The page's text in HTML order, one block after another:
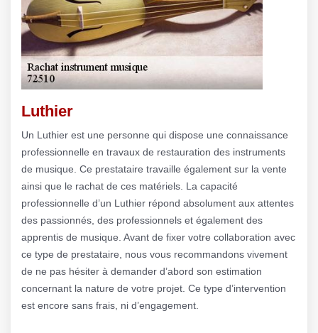
Luthier
Un Luthier est une personne qui dispose une connaissance
professionnelle en travaux de restauration des instruments
de musique. Ce prestataire travaille également sur la vente
ainsi que le rachat de ces matériels. La capacité
professionnelle d’un Luthier répond absolument aux attentes
des passionnés, des professionnels et également des
apprentis de musique. Avant de fixer votre collaboration avec
ce type de prestataire, nous vous recommandons vivement
de ne pas hésiter à demander d’abord son estimation
concernant la nature de votre projet. Ce type d’intervention
est encore sans frais, ni d’engagement.